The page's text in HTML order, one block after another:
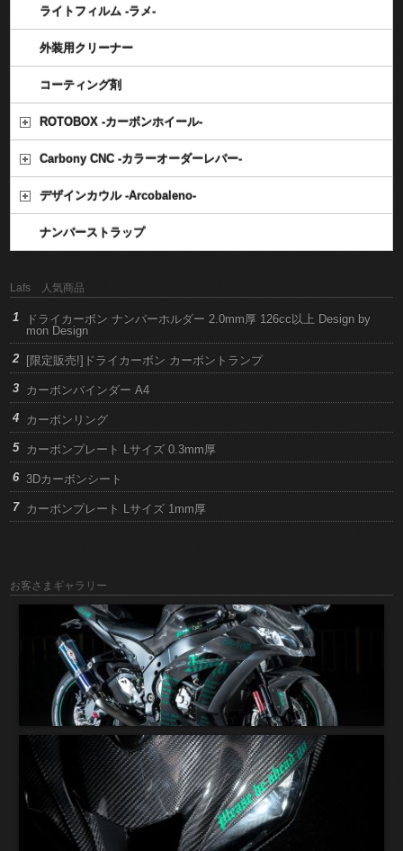
ライトフィルム -ラメ-
外装用クリーナー
コーティング剤
ROTOBOX -カーボンホイール-
Carbony CNC -カラーオーダーレバー-
デザインカウル -Arcobaleno-
ナンバーストラップ
Lafs 人気商品
ドライカーボン ナンバーホルダー 2.0mm厚 126cc以上 Design by
mon Design
[限定販売!]ドライカーボン カーボントランプ
カーボンバインダー A4
カーボンリング
カーボンプレート Lサイズ 0.3mm厚
3Dカーボンシート
カーボンプレート Lサイズ 1mm厚
お客さまギャラリー